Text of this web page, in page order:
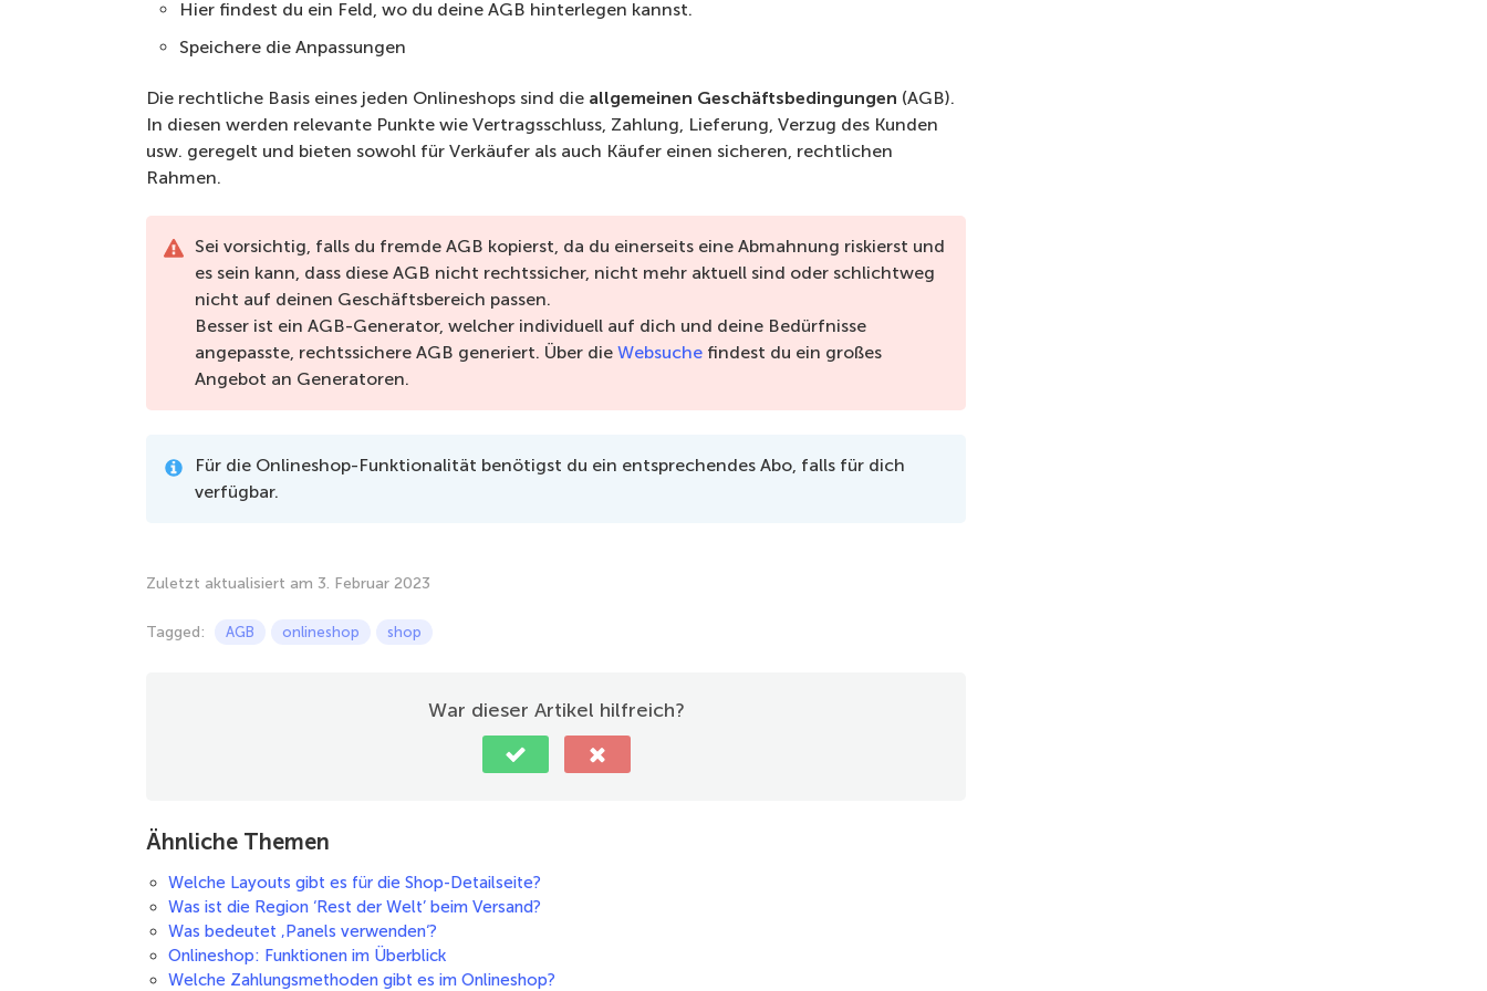
Hier findest du ein Feld, wo du deine AGB hinterlegen kannst.
Speichere die Anpassungen
Die rechtliche Basis eines jeden Onlineshops sind die allgemeinen Geschäftsbedingungen (AGB).
In diesen werden relevante Punkte wie Vertragsschluss, Zahlung, Lieferung, Verzug des Kunden
usw. geregelt und bieten sowohl für Verkäufer als auch Käufer einen sicheren, rechtlichen
Rahmen.
Sei vorsichtig, falls du fremde AGB kopierst, da du einerseits eine Abmahnung riskierst und
es sein kann, dass diese AGB nicht rechtssicher, nicht mehr aktuell sind oder schlichtweg
nicht auf deinen Geschäftsbereich passen.
Besser ist ein AGB-Generator, welcher individuell auf dich und deine Bedürfnisse
angepasste, rechtssichere AGB generiert. Über die Websuche findest du ein großes
Angebot an Generatoren.
Für die Onlineshop-Funktionalität benötigst du ein entsprechendes Abo, falls für dich
verfügbar.
Zuletzt aktualisiert am 3. Februar 2023
Tagged: AGB onlineshop shop
War dieser Artikel hilfreich?
Ähnliche Themen
Welche Layouts gibt es für die Shop-Detailseite?
Was ist die Region ‘Rest der Welt’ beim Versand?
Was bedeutet ‚Panels verwenden‘?
Onlineshop: Funktionen im Überblick
Welche Zahlungsmethoden gibt es im Onlineshop?